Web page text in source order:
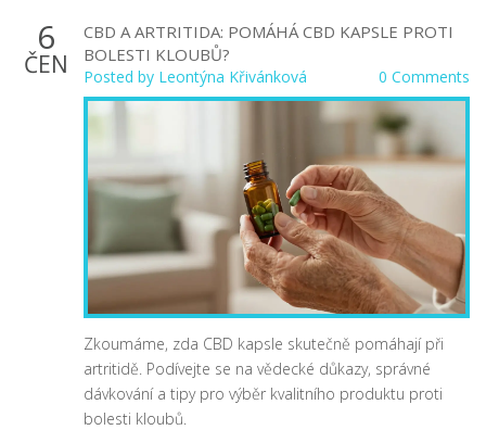
6
ČEN
CBD A ARTRITIDA: POMÁHÁ CBD KAPSLE PROTI
BOLESTI KLOUBŮ?
Posted by Leontýna Křivánková 0 Comments
Zkoumáme, zda CBD kapsle skutečně pomáhají při
artritidě. Podívejte se na vědecké důkazy, správné
dávkování a tipy pro výběr kvalitního produktu proti
bolesti kloubů.